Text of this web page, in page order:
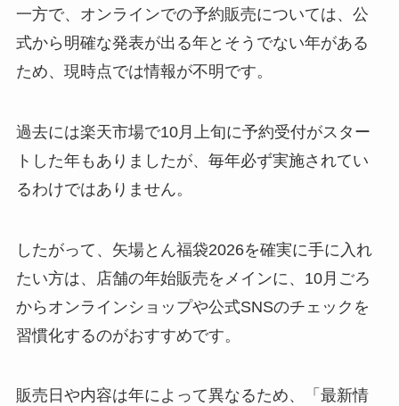
一方で、オンラインでの予約販売については、公
式から明確な発表が出る年とそうでない年がある
ため、現時点では情報が不明です。
過去には楽天市場で10月上旬に予約受付がスター
トした年もありましたが、毎年必ず実施されてい
るわけではありません。
したがって、矢場とん福袋2026を確実に手に入れ
たい方は、店舗の年始販売をメインに、10月ごろ
からオンラインショップや公式SNSのチェックを
習慣化するのがおすすめです。
販売日や内容は年によって異なるため、「最新情